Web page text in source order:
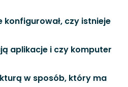
czy istnieje
aplikacje i czy komputer
w sposób, który ma